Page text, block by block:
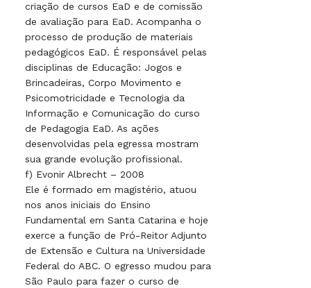
criação de cursos EaD e de comissão
de avaliação para EaD. Acompanha o
processo de produção de materiais
pedagógicos EaD. É responsável pelas
disciplinas de Educação: Jogos e
Brincadeiras, Corpo Movimento e
Psicomotricidade e Tecnologia da
Informação e Comunicação do curso
de Pedagogia EaD. As ações
desenvolvidas pela egressa mostram
sua grande evolução profissional.
f) Evonir Albrecht – 2008
Ele é formado em magistério, atuou
nos anos iniciais do Ensino
Fundamental em Santa Catarina e hoje
exerce a função de Pró-Reitor Adjunto
de Extensão e Cultura na Universidade
Federal do ABC. O egresso mudou para
São Paulo para fazer o curso de